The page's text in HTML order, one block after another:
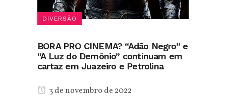
DIVERSÃO
BORA PRO CINEMA? “Adão Negro” e
“A Luz do Demônio” continuam em
cartaz em Juazeiro e Petrolina
3 de novembro de 2022